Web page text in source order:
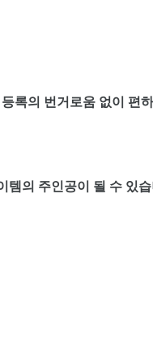
록의 번거로움 없이 편하
템의 주인공이 될 수 있